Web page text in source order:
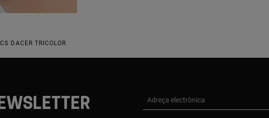
DACER TRICOLOR
Adreça electrònica